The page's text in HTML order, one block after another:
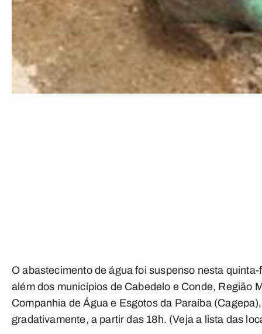
O abastecimento de água foi suspenso nesta
além dos municípios de Cabedelo e Conde, Região
Companhia de Água e Esgotos da Paraíba
gradativamente, a partir das 18h. (Veja a lista das